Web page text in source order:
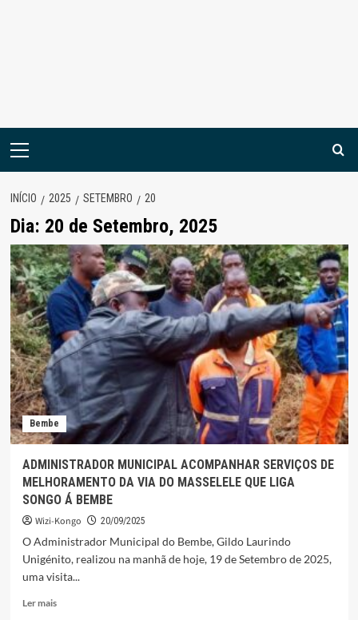
Menu
INÍCIO 2025 SETEMBRO 20
Dia: 20 de Setembro, 2025
Bembe
ADMINISTRADOR MUNICIPAL ACOMPANHAR SERVIÇOS DE
MELHORAMENTO DA VIA DO MASSELELE QUE LIGA
SONGO Á BEMBE
Wizi-Kongo 20/09/2025
O Administrador Municipal do Bembe, Gildo Laurindo
Unigénito, realizou na manhã de hoje, 19 de Setembro de 2025,
uma visita...
Ler maisLeia